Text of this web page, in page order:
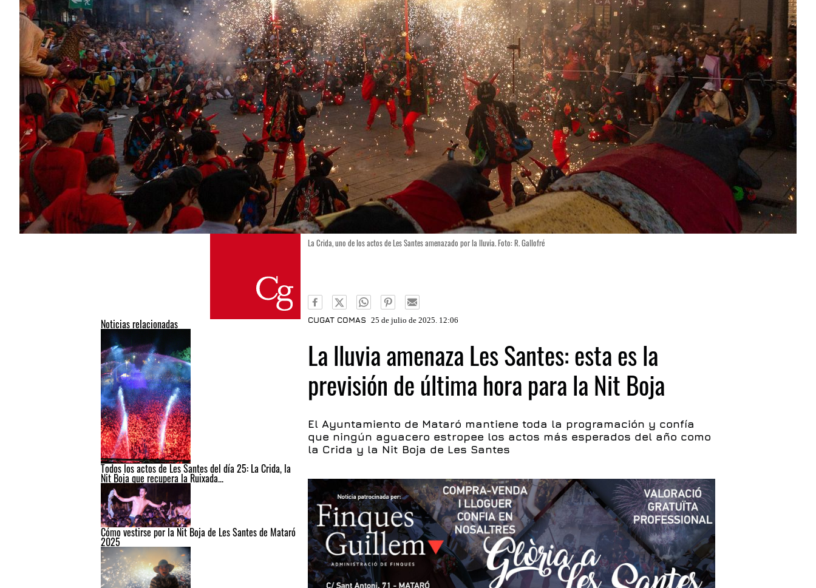
Noticias relacionadas
Todos los actos de Les Santes del día 25: La Crida, la
Nit Boja que recupera la Ruixada...
Cómo vestirse por la Nit Boja de Les Santes de Mataró
2025
La Crida, uno de los actos de Les Santes amenazado por la lluvia. Foto: R. Gallofré
CUGAT COMAS 25 de julio de 2025. 12:06
La lluvia amenaza Les Santes: esta es la
previsión de última hora para la Nit Boja
El Ayuntamiento de Mataró mantiene toda la programación y confía
que ningún aguacero estropee los actos más esperados del año como
la Crida y la Nit Boja de Les Santes